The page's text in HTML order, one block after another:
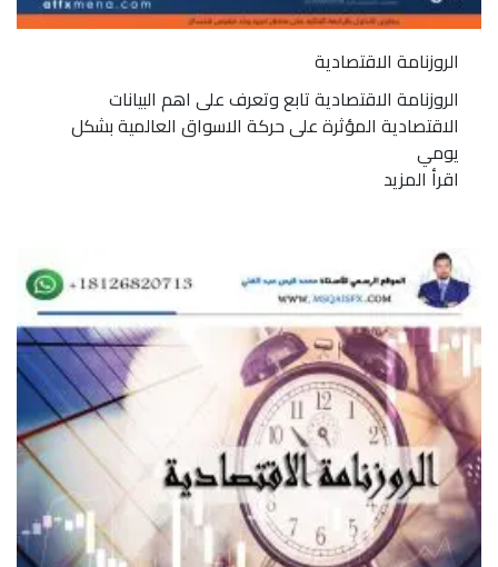
الروزنامة الاقتصادية
الروزنامة الاقتصادية تابع وتعرف على اهم البيانات
الاقتصادية المؤثرة على حركة الاسواق العالمية بشكل
يومي
اقرأ المزيد